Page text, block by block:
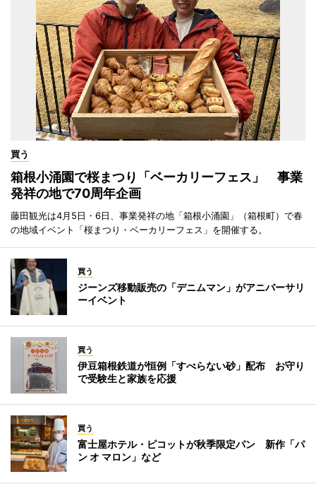
買う
箱根小涌園で桜まつり「ベーカリーフェス」 事業
発祥の地で70周年企画
藤田観光は4月5日・6日、事業発祥の地「箱根小涌園」（箱根町）で春
の地域イベント「桜まつり・ベーカリーフェス」を開催する。
買う
ジーンズ移動販売の「デニムマン」がアニバーサリ
ーイベント
買う
伊豆箱根鉄道が恒例「すべらない砂」配布 お守り
で受験生と家族を応援
買う
富士屋ホテル・ピコットが秋季限定パン 新作「パ
ン オ マロン」など